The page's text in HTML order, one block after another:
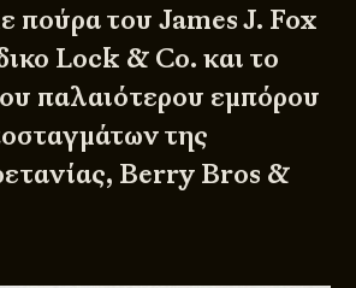
πούρα τουJames J. Fox
Lock & Co. και το
παλαιότερου εμπόρου
της
Berry Bros &